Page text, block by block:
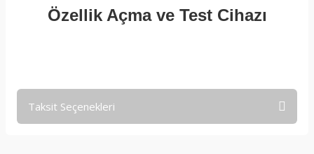
Özellik Açma ve Test Cihazı
Taksit Seçenekleri